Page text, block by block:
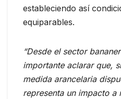
estableciendo así
equiparables.
“Desde el sector
importante aclarar que,
medida arancelaria
representa un impacto